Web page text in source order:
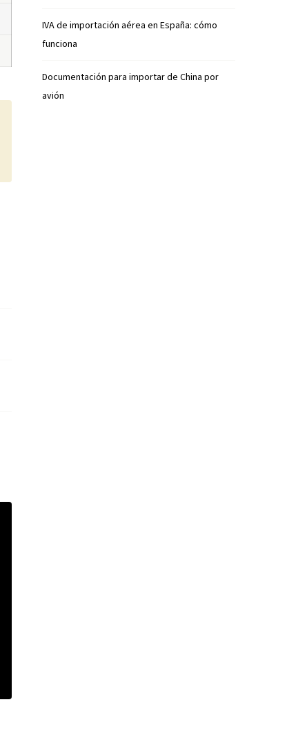
IVA de importación aérea en España: cómo
funciona
Documentación para importar de China por
avión